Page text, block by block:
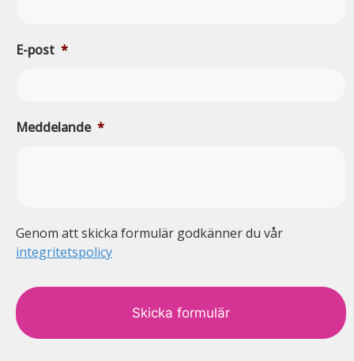
E-post *
Meddelande *
Genom att skicka formulär godkänner du vår
integritetspolicy
a
p
t